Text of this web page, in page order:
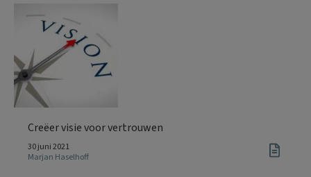
Creëer visie voor vertrouwen
30 juni 2021
Marjan Haselhoff